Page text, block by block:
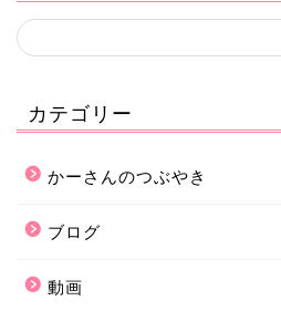
カテゴリー
かーさんのつぶやき
ブログ
動画